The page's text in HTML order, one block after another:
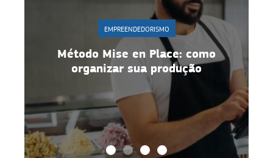
EMPREENDEDORISMO
Método Mise en Place: como
organizar sua produção